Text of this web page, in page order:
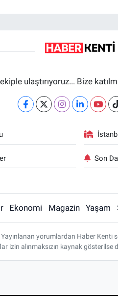
ulaştırıyoruz... Bize
Son
Ekonomi Magazin Yaşam
yorumlardan Haber
izin alınmaksızın kaynak